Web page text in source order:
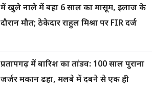
में खुले नाले में बहा 6 साल का मासूम, इलाज के
दौरान मौत; ठेकेदार राहुल मिश्रा पर FIR दर्ज
प्रतापगढ़ में बारिश का तांडव: 100 साल पुराना
जर्जर मकान ढहा, मलबे में दबने से एक ही